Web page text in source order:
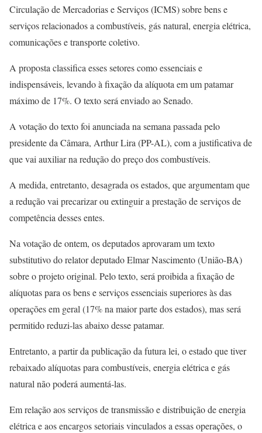
Circulação de Mercadorias e Serviços (ICMS) sobre bens e
serviços relacionados a combustíveis, gás natural, energia elétrica,
comunicações e transporte coletivo.
A proposta classifica esses setores como essenciais e
indispensáveis, levando à fixação da alíquota em um patamar
máximo de 17%. O texto será enviado ao Senado.
A votação do texto foi anunciada na semana passada pelo
presidente da Câmara, Arthur Lira (PP-AL), com a justificativa de
que vai auxiliar na redução do preço dos combustíveis.
A medida, entretanto, desagrada os estados, que argumentam que
a redução vai precarizar ou extinguir a prestação de serviços de
competência desses entes.
Na votação de ontem, os deputados aprovaram um texto
substitutivo do relator deputado Elmar Nascimento (União-BA)
sobre o projeto original. Pelo texto, será proibida a fixação de
alíquotas para os bens e serviços essenciais superiores às das
operações em geral (17% na maior parte dos estados), mas será
permitido reduzi-las abaixo desse patamar.
Entretanto, a partir da publicação da futura lei, o estado que tiver
rebaixado alíquotas para combustíveis, energia elétrica e gás
natural não poderá aumentá-las.
Em relação aos serviços de transmissão e distribuição de energia
elétrica e aos encargos setoriais vinculados a essas operações, o